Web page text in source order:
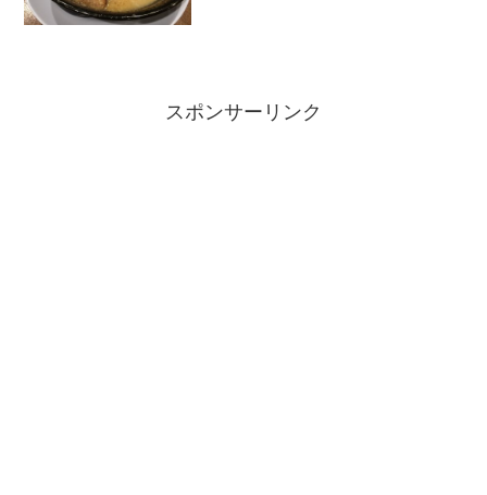
スポンサーリンク